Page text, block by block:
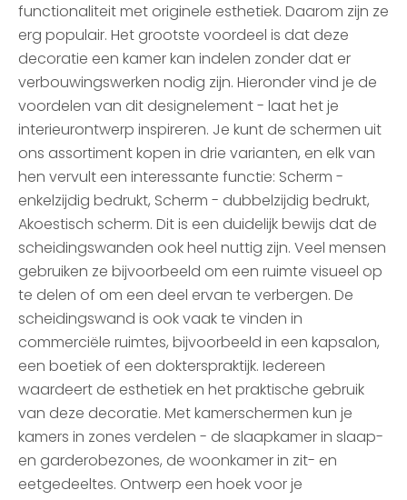
functionaliteit met originele esthetiek. Daarom zijn ze
erg populair. Het grootste voordeel is dat deze
decoratie een kamer kan indelen zonder dat er
verbouwingswerken nodig zijn. Hieronder vind je de
voordelen van dit designelement - laat het je
interieurontwerp inspireren. Je kunt de schermen uit
ons assortiment kopen in drie varianten, en elk van
hen vervult een interessante functie: Scherm -
enkelzijdig bedrukt, Scherm - dubbelzijdig bedrukt,
Akoestisch scherm. Dit is een duidelijk bewijs dat de
scheidingswanden ook heel nuttig zijn. Veel mensen
gebruiken ze bijvoorbeeld om een ruimte visueel op
te delen of om een deel ervan te verbergen. De
scheidingswand is ook vaak te vinden in
commerciële ruimtes, bijvoorbeeld in een kapsalon,
een boetiek of een dokterspraktijk. Iedereen
waardeert de esthetiek en het praktische gebruik
van deze decoratie. Met kamerschermen kun je
kamers in zones verdelen - de slaapkamer in slaap-
en garderobezones, de woonkamer in zit- en
eetgedeeltes. Ontwerp een hoek voor je